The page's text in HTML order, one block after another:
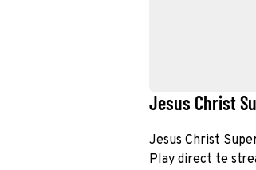
Jesus Christ
Jesus Christ
Play direct te